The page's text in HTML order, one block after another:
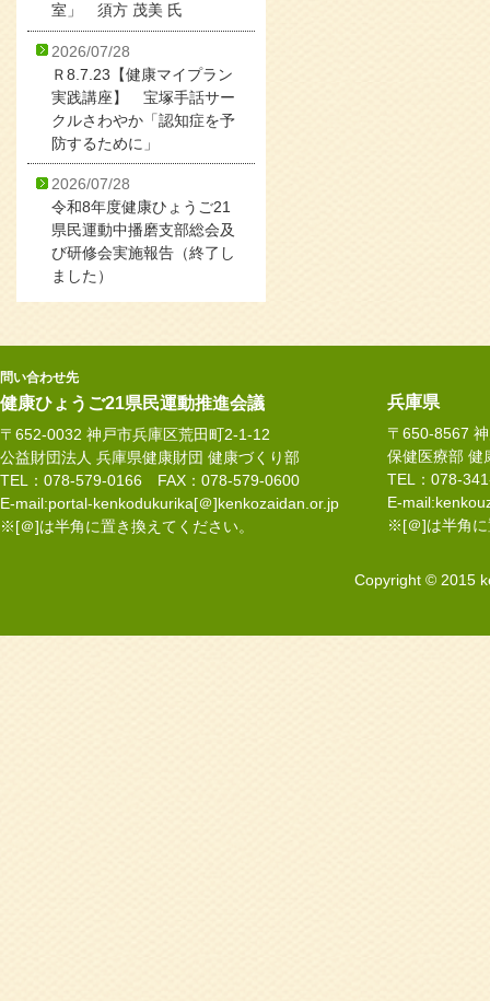
室」 須方 茂美 氏
2026/07/28
Ｒ8.7.23【健康マイプラン
実践講座】 宝塚手話サー
クルさわやか「認知症を予
防するために」
2026/07/28
令和8年度健康ひょうご21
県民運動中播磨支部総会及
び研修会実施報告（終了し
ました）
問い合わせ先
健康ひょうご21県民運動推進会議
〒652-0032 神戸市兵庫区荒田町2-1-12
公益財団法人 兵庫県健康財団 健康づくり部
TEL：078-579-0166 FAX：078-579-0600
E-mail:portal-kenkodukurika[＠]kenkozaidan.or.jp
※[＠]は半角に置き換えてください。
兵庫県
〒650-8567
保健医療部 健
TEL：078-
E-
※[＠]は半角に
Copyright © 2015